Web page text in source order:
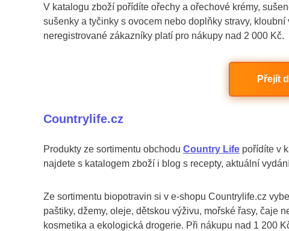
V katalogu zboží pořídíte ořechy a ořechové krémy,
sušenky a tyčinky s ovocem nebo doplňky stravy, kloubní
neregistrované zákazníky platí pro nákupy nad 2 000 Kč.
Přejít
Countrylife.cz
Produkty ze sortimentu obchodu Country Life pořídíte v
najdete s katalogem zboží i blog s recepty, aktuální
Ze sortimentu biopotravin si v e-shopu Countrylife.cz
paštiky, džemy, oleje, dětskou výživu, mořské řasy, čaje
kosmetika a ekologická drogerie. Při nákupu nad 1 200